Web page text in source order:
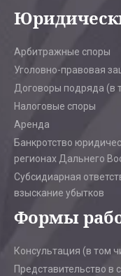
Арбитражные споры
Уголовно-правовая
Договоры подряда (в
Налоговые споры
Аренда
Банкротство
регионах Дальнего
Субсидиарная
взыскание убытков
Формы
Консультация (в том
Представительство в